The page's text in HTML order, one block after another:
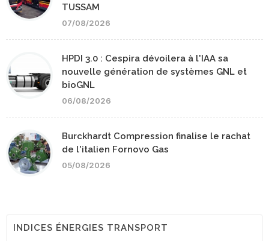
TUSSAM
07/08/2026
HPDI 3.0 : Cespira dévoilera à l'IAA sa
nouvelle génération de systèmes GNL et
bioGNL
06/08/2026
Burckhardt Compression finalise le rachat
de l'italien Fornovo Gas
05/08/2026
INDICES ÉNERGIES TRANSPORT